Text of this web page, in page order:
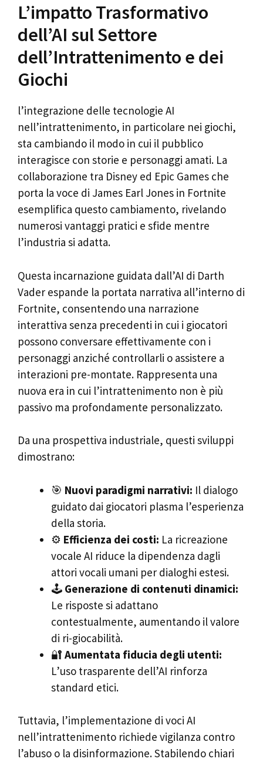
L’impatto Trasformativo
dell’AI sul Settore
dell’Intrattenimento e dei
Giochi
l’integrazione delle tecnologie AI
nell’intrattenimento, in particolare nei giochi,
sta cambiando il modo in cui il pubblico
interagisce con storie e personaggi amati. La
collaborazione tra Disney ed Epic Games che
porta la voce di James Earl Jones in Fortnite
esemplifica questo cambiamento, rivelando
numerosi vantaggi pratici e sfide mentre
l’industria si adatta.
Questa incarnazione guidata dall’AI di Darth
Vader espande la portata narrativa all’interno di
Fortnite, consentendo una narrazione
interattiva senza precedenti in cui i giocatori
possono conversare effettivamente con i
personaggi anziché controllarli o assistere a
interazioni pre-montate. Rappresenta una
nuova era in cui l’intrattenimento non è più
passivo ma profondamente personalizzato.
Da una prospettiva industriale, questi sviluppi
dimostrano:
🎯 Nuovi paradigmi narrativi: Il dialogo
guidato dai giocatori plasma l’esperienza
della storia.
⚙️ Efficienza dei costi: La ricreazione
vocale AI riduce la dipendenza dagli
attori vocali umani per dialoghi estesi.
🕹️ Generazione di contenuti dinamici:
Le risposte si adattano
contestualmente, aumentando il valore
di ri-giocabilità.
🔐 Aumentata fiducia degli utenti:
L’uso trasparente dell’AI rinforza
standard etici.
Tuttavia, l’implementazione di voci AI
nell’intrattenimento richiede vigilanza contro
l’abuso o la disinformazione. Stabilendo chiari